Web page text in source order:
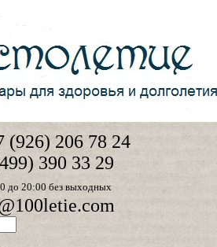
(926) 206 78 24
390 33 29
до 20:00 без выходных